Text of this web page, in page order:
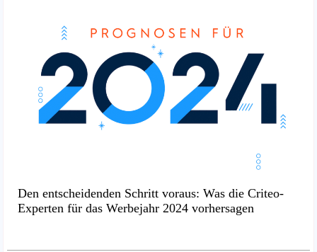
Den entscheidenden Schritt voraus: Was die Criteo-
Experten für das Werbejahr 2024 vorhersagen